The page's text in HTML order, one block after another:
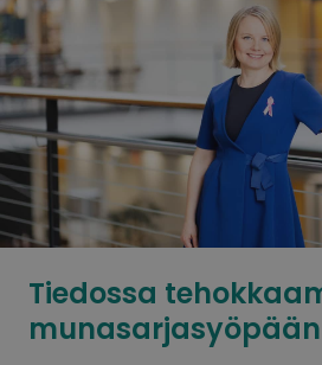
Tiedossa
munasarjasyöpään